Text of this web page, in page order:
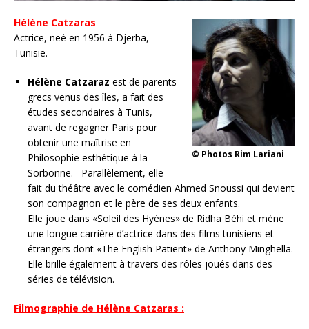
© Photos Rim Lariani
Hélène Catzaras
Actrice, neé en 1956 à Djerba,
Tunisie.
Hélène Catzaraz est de parents
grecs venus des îles, a fait des
études secondaires à Tunis,
avant de regagner Paris pour
obtenir une maîtrise en
Philosophie esthétique à la
Sorbonne. Parallèlement, elle
fait du théâtre avec le comédien Ahmed Snoussi qui devient
son compagnon et le père de ses deux enfants.
Elle joue dans «Soleil des Hyènes» de Ridha Béhi et mène
une longue carrière d’actrice dans des films tunisiens et
étrangers dont «The English Patient» de Anthony Minghella.
Elle brille également à travers des rôles joués dans des
séries de télévision.
Filmographie de Hélène Catzaras :